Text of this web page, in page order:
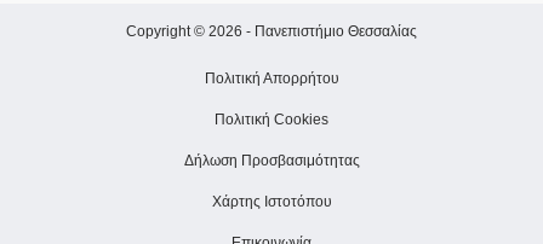
Copyright © 2026 - Πανεπιστήμιο Θεσσαλίας
Πολιτική Απορρήτου
Πολιτική Cookies
Δήλωση Προσβασιμότητας
Χάρτης Ιστοτόπου